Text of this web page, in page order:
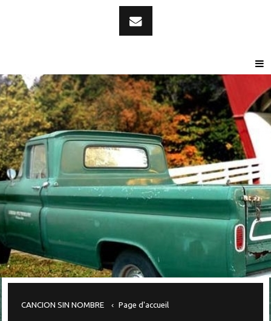
CANCION SIN NOMBRE Page d'accueil